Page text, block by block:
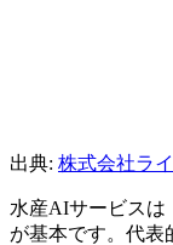
出典: 株式会社ラ
水産AIサービスは
が基本です。代表